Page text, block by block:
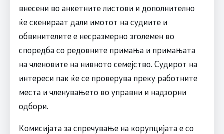
внесени во анкетните листови и дополнително
ќе скенираат дали имотот на судиите и
обвинителите е несразмерно зголемен во
споредба со редовните примања и примањата
на членовите на нивното семејство. Судирот на
интереси пак ќе се проверува преку работните
места и членувањето во управни и надзорни
одбори.
Комисијата за спречување на корупцијата е со